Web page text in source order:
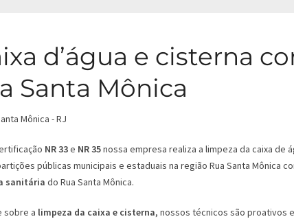
d’água e cisterna
Santa Mônica
NR 33e NR 35nossa empresa realiza a limpeza da caixa de
públicas municipais e estaduais na região Rua Santa Mônica
sanitária do Rua Santa Mônica.
sobre a limpeza da caixa e cisterna, nossos técnicos são proativos